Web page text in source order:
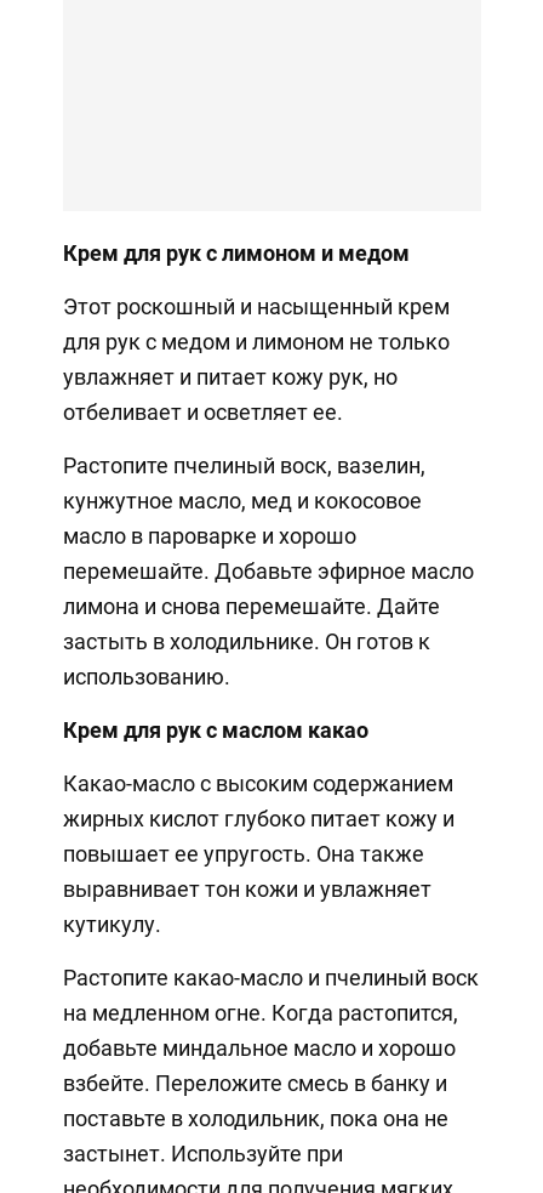
Крем для рук с лимоном и медом
Этот роскошный и насыщенный крем
для рук с медом и лимоном не только
увлажняет и питает кожу рук, но
отбеливает и осветляет ее.
Растопите пчелиный воск, вазелин,
кунжутное масло, мед и кокосовое
масло в пароварке и хорошо
перемешайте. Добавьте эфирное масло
лимона и снова перемешайте. Дайте
застыть в холодильнике. Он готов к
использованию.
Крем для рук с маслом какао
Какао-масло с высоким содержанием
жирных кислот глубоко питает кожу и
повышает ее упругость. Она также
выравнивает тон кожи и увлажняет
кутикулу.
Растопите какао-масло и пчелиный воск
на медленном огне. Когда растопится,
добавьте миндальное масло и хорошо
взбейте. Переложите смесь в банку и
поставьте в холодильник, пока она не
застынет. Используйте при